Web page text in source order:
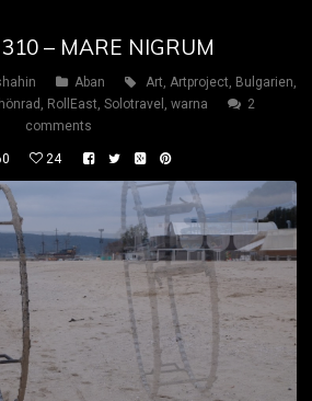
– MARE NIGRUM
Aban Art, Artproject, Bulgarien,
, RollEast, Solotravel , warna
2
comments
24